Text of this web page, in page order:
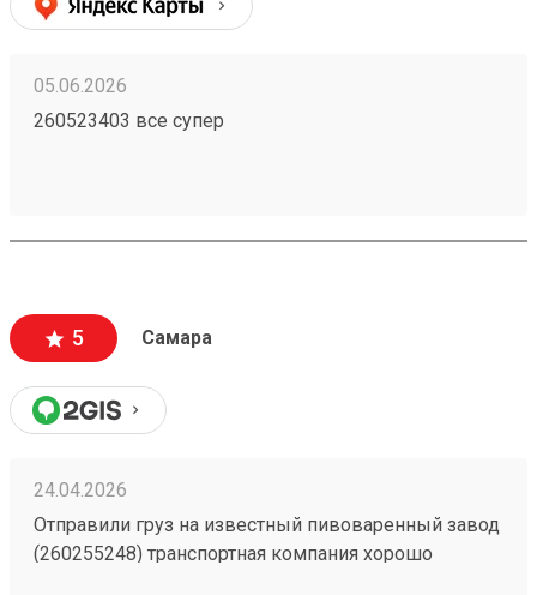
05.06.2026
260523403 все супер
5 Самара
24.04.2026
Отправили груз на известный пивоваренный завод
(260255248) транспортная компания хорошо